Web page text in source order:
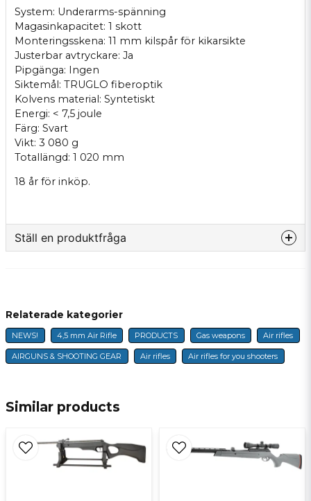
System: Underarms-spänning
Magasinkapacitet: 1 skott
Monteringsskena: 11 mm kilspår för kikarsikte
Justerbar avtryckare: Ja
Pipgänga: Ingen
Siktemål: TRUGLO fiberoptik
Kolvens material: Syntetiskt
Energi: < 7,5 joule
Färg: Svart
Vikt: 3 080 g
Totallängd: 1 020 mm
18 år för inköp.
Ställ en produktfråga
name
Name
email
E-mail
Ja, ni får publicera min fråga
Similar products
Relaterade kategorier
NEWS! 4,5 mm Air Rifle PRODUCTS Gas weapons Air rifles
AIRGUNS & SHOOTING GEAR Air rifles Air rifles for you shooters